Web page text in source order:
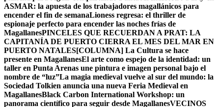
ASMAR: la apuesta de los trabajadores magallánicos para
encender el fin de semanaLioness regresa: el thriller de
espionaje perfecto para encender las noches frías de
MagallanesPINCELES QUE RECUERDAN A PRAT: LA
CAPITANÍA DE PUERTO CIERRA EL MES DEL MAR EN
PUERTO NATALES[COLUMNA] La Cultura se hace
presente en MagallanesEl arte como espejo de la identidad: un
taller en Punta Arenas une pintura e imagen personal bajo el
nombre de “luz”La magia medieval vuelve al sur del mundo: la
Sociedad Tolkien anuncia una nueva Feria Medieval en
MagallanesBlack Carbon International Workshop: un
panorama científico para seguir desde MagallanesVECINOS